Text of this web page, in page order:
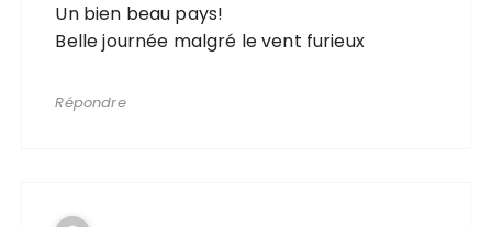
Un bien beau pays!
Belle journée malgré le vent furieux
Répondre